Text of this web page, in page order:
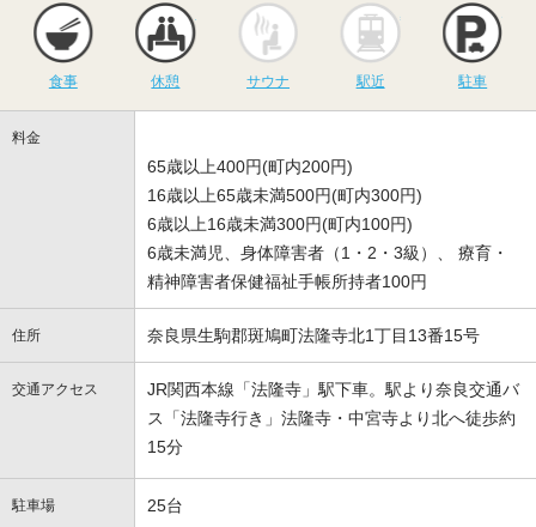
食事 休憩
サウナ
サウナ 駅近 駐車
料金
65歳以上400円(町内200円)
16歳以上65歳未満500円(町内300円)
6歳以上16歳未満300円(町内100円)
6歳未満児、身体障害者（1・2・3級）、 療育・
精神障害者保健福祉手帳所持者100円
住所 奈良県生駒郡斑鳩町法隆寺北1丁目13番15号
交通アクセス
JR関西本線「法隆寺」駅下車。駅より奈良交通バ
ス「法隆寺行き」法隆寺・中宮寺より北へ徒歩約
15分
駐車場 25台